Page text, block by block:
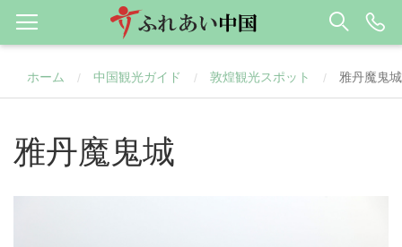
ホーム / 中国観光ガイド / 敦煌観光スポット / 雅丹魔鬼城
雅丹魔鬼城